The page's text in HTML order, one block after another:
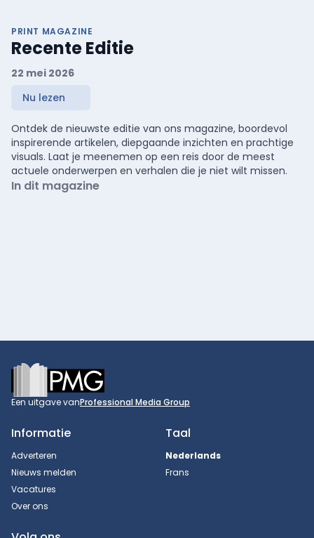
PRINT MAGAZINE
Recente Editie
22 mei 2026
Nu lezen
Ontdek de nieuwste editie van ons magazine, boordevol
inspirerende artikelen, diepgaande inzichten en prachtige
visuals. Laat je meenemen op een reis door de meest
actuele onderwerpen en verhalen die je niet wilt missen.
In dit magazine
Footer
Een uitgave vanProfessional Media Group
Informatie
Adverteren
Nieuws melden
Vacatures
Over ons
Taal
Nederlands
Frans